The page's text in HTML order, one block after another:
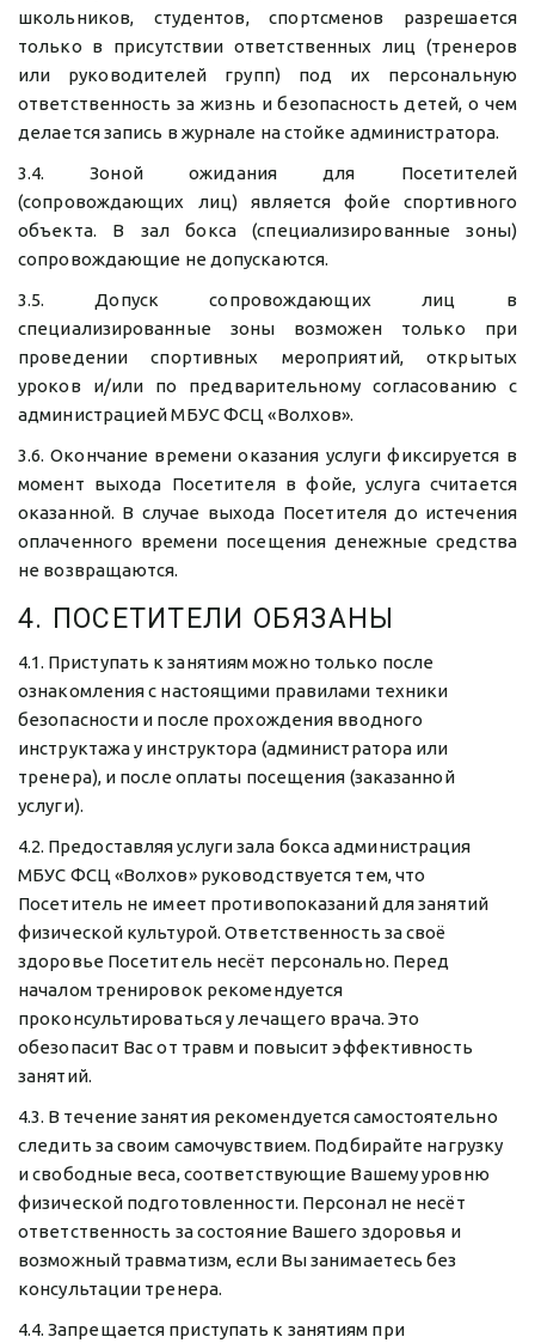
школьников, студентов, спортсменов разрешается
только в присутствии ответственных лиц (тренеров
или руководителей групп) под их персональную
ответственность за жизнь и безопасность детей, о чем
делается запись в журнале на стойке администратора.
3.4. Зоной ожидания для Посетителей
(сопровождающих лиц) является фойе спортивного
объекта. В зал бокса (специализированные зоны)
сопровождающие не допускаются.
3.5. Допуск сопровождающих лиц в
специализированные зоны возможен только при
проведении спортивных мероприятий, открытых
уроков и/или по предварительному согласованию с
администрацией МБУС ФСЦ «Волхов».
3.6. Окончание времени оказания услуги фиксируется в
момент выхода Посетителя в фойе, услуга считается
оказанной. В случае выхода Посетителя до истечения
оплаченного времени посещения денежные средства
не возвращаются.
4. ПОСЕТИТЕЛИ ОБЯЗАНЫ
4.1. Приступать к занятиям можно только после
ознакомления с настоящими правилами техники
безопасности и после прохождения вводного
инструктажа у инструктора (администратора или
тренера), и после оплаты посещения (заказанной
услуги).
4.2. Предоставляя услуги зала бокса администрация
МБУС ФСЦ «Волхов» руководствуется тем, что
Посетитель не имеет противопоказаний для занятий
физической культурой. Ответственность за своё
здоровье Посетитель несёт персонально. Перед
началом тренировок рекомендуется
проконсультироваться у лечащего врача. Это
обезопасит Вас от травм и повысит эффективность
занятий.
4.3. В течение занятия рекомендуется самостоятельно
следить за своим самочувствием. Подбирайте нагрузку
и свободные веса, соответствующие Вашему уровню
физической подготовленности. Персонал не несёт
ответственность за состояние Вашего здоровья и
возможный травматизм, если Вы занимаетесь без
консультации тренера.
4.4. Запрещается приступать к занятиям при